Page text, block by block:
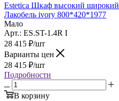
Estetica Шкаф высокий
Лакобель ivory 800*420*1977
Мало
Арт.: ES.ST-1.4R I
28 415 ₽/шт
Варианты цен
28 415 ₽/шт
Подробности
В корзину